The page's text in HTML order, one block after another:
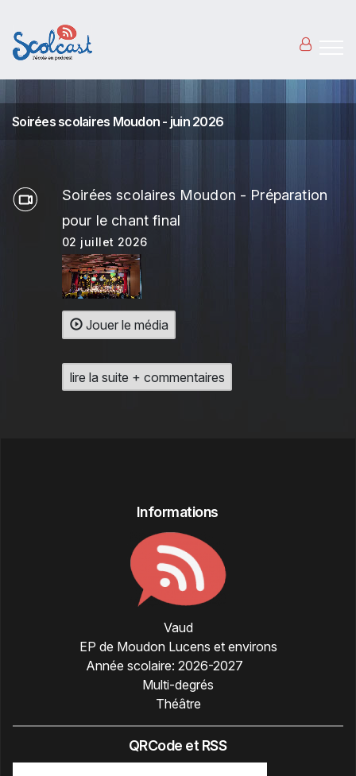
Soirées scolaires Moudon - juin 2026
Soirées scolaires Moudon - Préparation
pour le chant final
02 juillet 2026
Jouer le média
lire la suite + commentaires
Informations
Vaud
EP de Moudon Lucens et environs
Année scolaire: 2026-2027
Multi-degrés
Théâtre
QRCode et RSS